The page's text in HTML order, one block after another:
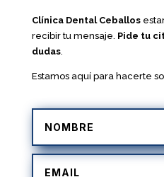
Clínica Dental Ceballos
recibir tu mensaje. Pide tu
dudas.
Estamos aquí para hacerte